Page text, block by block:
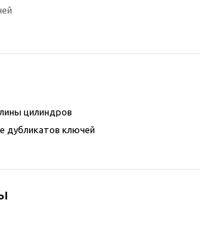
цилиндров
дубликатов ключей